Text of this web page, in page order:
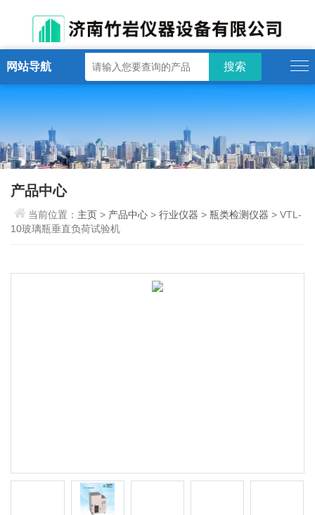
网站导航
产品中心
当前位置： 主页> 产品中心 >行业仪器 >瓶类检测仪器 > VTL-
10玻璃瓶垂直负荷试验机